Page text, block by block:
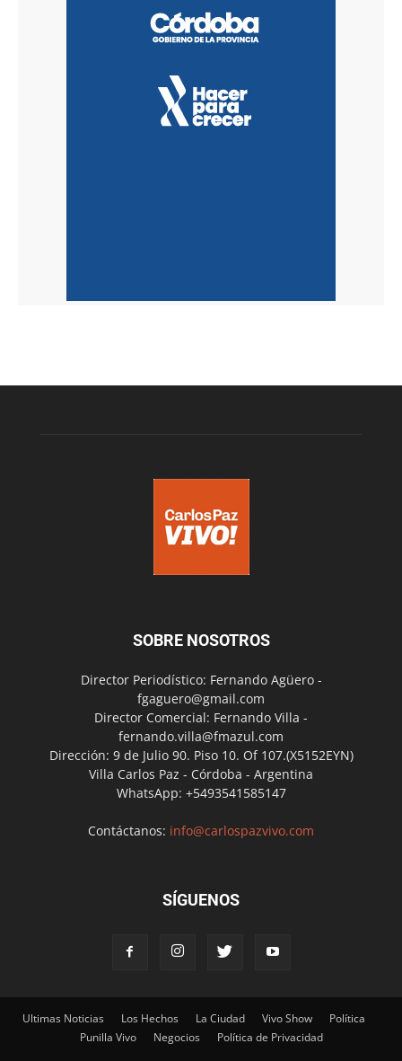
SOBRE NOSOTROS
Director Periodístico: Fernando Agüero -
fgaguero@gmail.com
Director Comercial: Fernando Villa -
fernando.villa@fmazul.com
Dirección: 9 de Julio 90. Piso 10. Of 107.(X5152EYN)
Villa Carlos Paz - Córdoba - Argentina
WhatsApp: +5493541585147
Contáctanos: info@carlospazvivo.com
SÍGUENOS
Ultimas Noticias Los Hechos La Ciudad Vivo Show
Política
Punilla Vivo
Negocios Política de Privacidad